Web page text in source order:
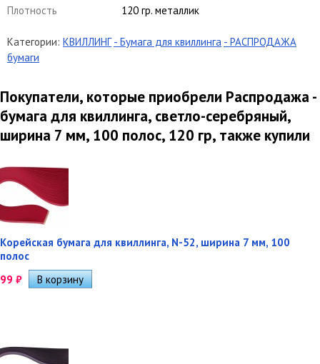
Плотность
120 гр. металлик
Категории: КВИЛЛИНГ - Бумага для квиллинга - РАСПРОДАЖА
бумаги
Покупатели, которые приобрели Распродажа -
бумага для квиллинга, светло-серебряный,
ширина 7 мм, 100 полос, 120 гр, также купили
Корейская бумага для квиллинга, N-52, ширина 7 мм, 100
полос
99 ₽